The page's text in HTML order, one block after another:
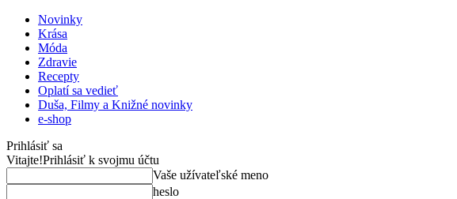
Novinky
Krása
Móda
Zdravie
Recepty
Oplatí sa vedieť
Duša, Filmy a Knižné novinky
e-shop
Prihlásiť sa
Vitajte!Prihlásiť k svojmu účtu
Vaše užívateľské meno
heslo